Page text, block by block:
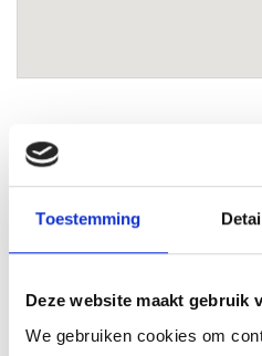
Toestemming
Deze website maakt gebruik
We gebruiken cookies om
Eric Knoop
eric@lokaal-werkt.nl
0644822802